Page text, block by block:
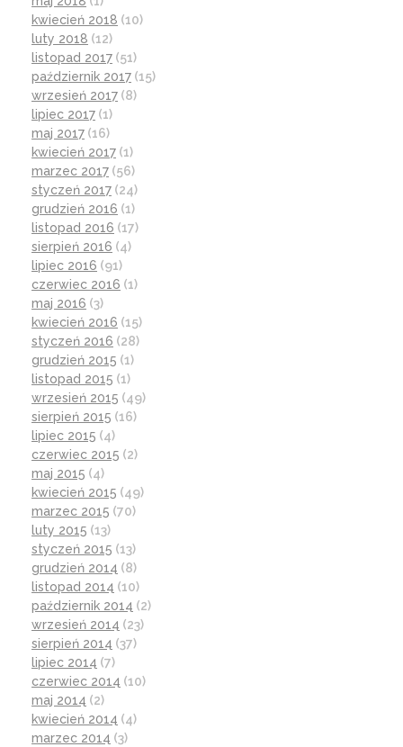
kwiecień 2018 (10)
luty 2018 (12)
listopad 2017 (51)
październik 2017 (15)
wrzesień 2017 (8)
lipiec 2017 (1)
maj 2017 (16)
kwiecień 2017 (1)
marzec 2017 (56)
styczeń 2017 (24)
grudzień 2016 (1)
listopad 2016 (17)
sierpień 2016 (4)
lipiec 2016 (91)
czerwiec 2016 (1)
maj 2016 (3)
kwiecień 2016 (15)
styczeń 2016 (28)
grudzień 2015 (1)
listopad 2015 (1)
wrzesień 2015 (49)
sierpień 2015 (16)
lipiec 2015 (4)
czerwiec 2015 (2)
maj 2015 (4)
kwiecień 2015 (49)
marzec 2015 (70)
luty 2015 (13)
styczeń 2015 (13)
grudzień 2014 (8)
listopad 2014 (10)
październik 2014 (2)
wrzesień 2014 (23)
sierpień 2014 (37)
lipiec 2014 (7)
czerwiec 2014 (10)
maj 2014 (2)
kwiecień 2014 (4)
marzec 2014 (3)